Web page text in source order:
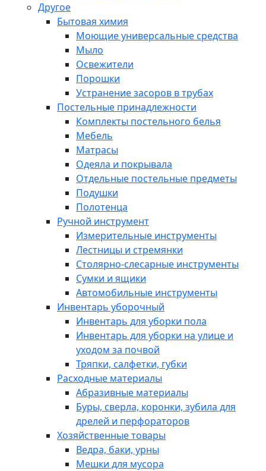
Другое
Бытовая химия
Моющие универсальные средства
Мыло
Освежители
Порошки
Устранение засоров в трубах
Постельные принадлежности
Комплекты постельного белья
Мебель
Матрасы
Одеяла и покрывала
Отдельные постельные предметы
Подушки
Полотенца
Ручной инструмент
Измерительные инструменты
Лестницы и стремянки
Столярно-слесарные инструменты
Сумки и ящики
Автомобильные инструменты
Инвентарь уборочный
Инвентарь для уборки пола
Инвентарь для уборки на улице и
уходом за почвой
Тряпки, салфетки, губки
Расходные материалы
Абразивные материалы
Буры, сверла, коронки, зубила для
дрелей и перфораторов
Хозяйственные товары
Ведра, баки, урны
Мешки для мусора